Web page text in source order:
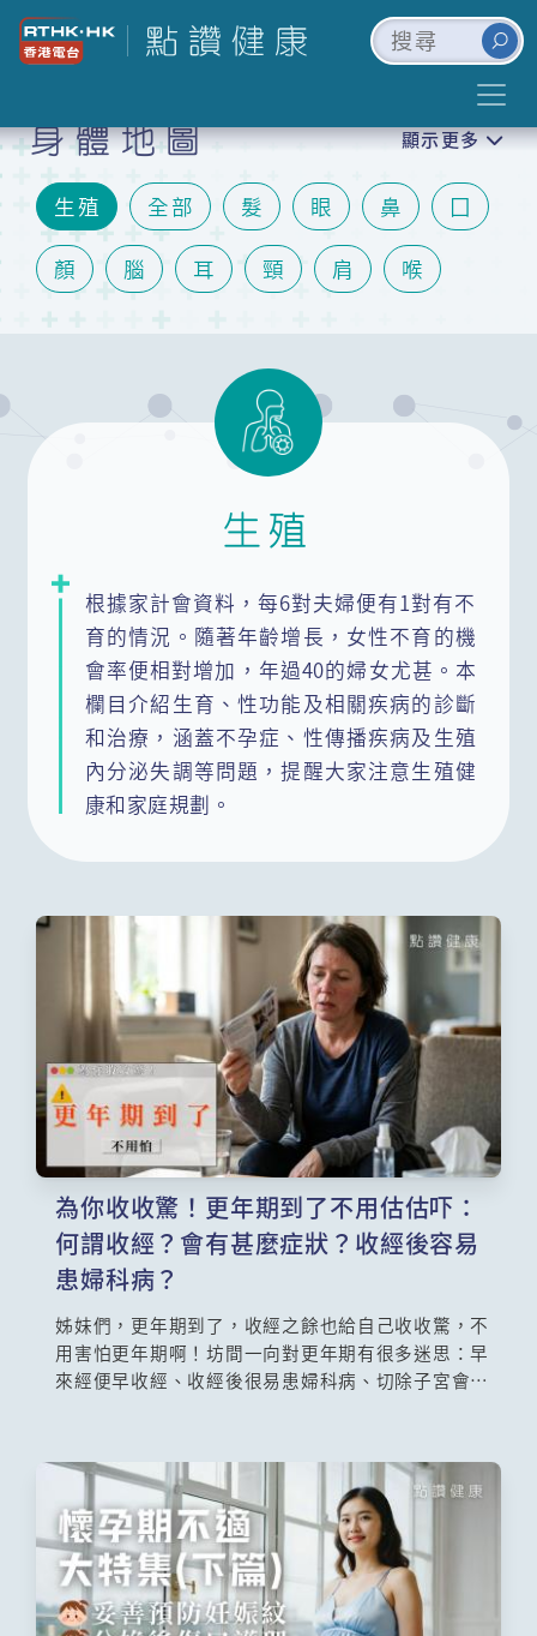
身體地圖
全部 髮 眼 鼻 囗
顏 腦 耳 頸 肩 喉
泌尿 關節 手 膝
生殖
顯示更多
生殖
根據家計會資料，每6對夫婦便有1對有不
育的情況。隨著年齡增長，女性不育的機
會率便相對增加，年過40的婦女尤甚。本
欄目介紹生育、性功能及相關疾病的診斷
和治療，涵蓋不孕症、性傳播疾病及生殖
內分泌失調等問題，提醒大家注意生殖健
康和家庭規劃。
為你收收驚！更年期到了不用估估吓：
何謂收經？會有甚麼症狀？收經後容易
患婦科病？
姊妹們，更年期到了，收經之餘也給自己收收驚，不
用害怕更年期啊！坊間一向對更年期有很多迷思：早
來經便早收經、收經後很易患婦科病、切除子宮會令
麼方法可以舒緩這些身體不適？服用荷爾蒙是否好方
法？且讓瑪麗醫院婦產科顧問醫生高嘉意醫生為你一
一解答心裏這些謎。